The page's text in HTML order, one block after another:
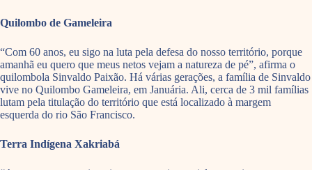
Quilombo de Gameleira
“Com 60 anos, eu sigo na luta pela defesa do nosso território, porque
amanhã eu quero que meus netos vejam a natureza de pé”, afirma o
quilombola Sinvaldo Paixão. Há várias gerações, a família de Sinvaldo
vive no Quilombo Gameleira, em Januária. Ali, cerca de 3 mil famílias
lutam pela titulação do território que está localizado à margem
esquerda do rio São Francisco.
Terra Indígena Xakriabá